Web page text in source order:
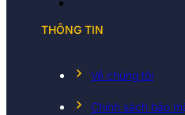
THÔNG TIN
Về chúng tôi
Chính sách bảo